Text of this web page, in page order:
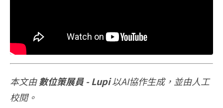
本文由數位策展員 - Lupi以AI協作生成，並由人工
校閱。